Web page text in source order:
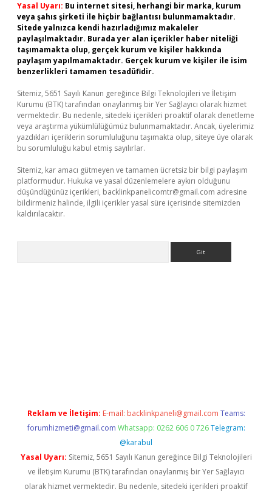
Yasal Uyarı: Bu internet sitesi, herhangi bir marka, kurum
veya şahıs şirketi ile hiçbir bağlantısı bulunmamaktadır.
Sitede yalnızca kendi hazırladığımız makaleler
paylaşılmaktadır. Burada yer alan içerikler haber niteliği
taşımamakta olup, gerçek kurum ve kişiler hakkında
paylaşım yapılmamaktadır. Gerçek kurum ve kişiler ile isim
benzerlikleri tamamen tesadüfidir.
Sitemiz, 5651 Sayılı Kanun gereğince Bilgi Teknolojileri ve İletişim
Kurumu (BTK) tarafından onaylanmış bir Yer Sağlayıcı olarak hizmet
vermektedir. Bu nedenle, sitedeki içerikleri proaktif olarak denetleme
veya araştırma yükümlülüğümüz bulunmamaktadır. Ancak, üyelerimiz
yazdıkları içeriklerin sorumluluğunu taşımakta olup, siteye üye olarak
bu sorumluluğu kabul etmiş sayılırlar.
Sitemiz, kar amacı gütmeyen ve tamamen ücretsiz bir bilgi paylaşım
platformudur. Hukuka ve yasal düzenlemelere aykırı olduğunu
düşündüğünüz içerikleri, backlinkpanelicomtr@gmail.com adresine
bildirmeniz halinde, ilgili içerikler yasal süre içerisinde sitemizden
kaldırılacaktır.
Reklam ve İletişim: E-mail: backlinkpaneli@gmail.com Teams:
forumhizmeti@gmail.com Whatsapp: 0262 606 0 726 Telegram:
@karabul
Yasal Uyarı: Sitemiz, 5651 Sayılı Kanun gereğince Bilgi Teknolojileri
ve İletişim Kurumu (BTK) tarafından onaylanmış bir Yer Sağlayıcı
olarak hizmet vermektedir. Bu nedenle, sitedeki içerikleri proaktif